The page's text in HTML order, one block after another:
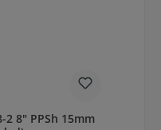
2 8" PPSh 15mm